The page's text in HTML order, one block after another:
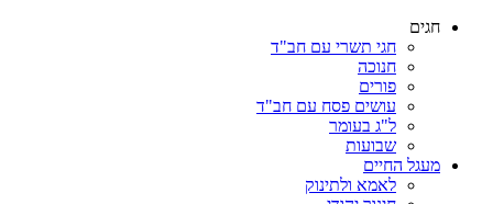
חגים
חגי תשרי עם חב"ד
חנוכה
פורים
עושים פסח עם חב"ד
ל"ג בעומר
שבועות
מעגל החיים
לאמא ולתינוק